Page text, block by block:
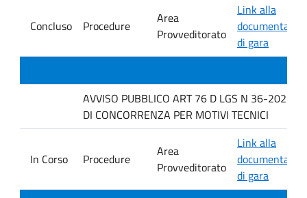
Concluso Procedure
Area
Provveditorato
Link alla
di gara
AVVISO PUBBLICO ART 76 D LGS N 36-2023
DI CONCORRENZA PER MOTIVI TECNICI
In Corso Procedure
Area
Provveditorato
Link alla
di gara